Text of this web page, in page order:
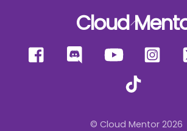
Back
Top
Cloud
Facebook Discord YouTube
© Cloud Mentor 2026